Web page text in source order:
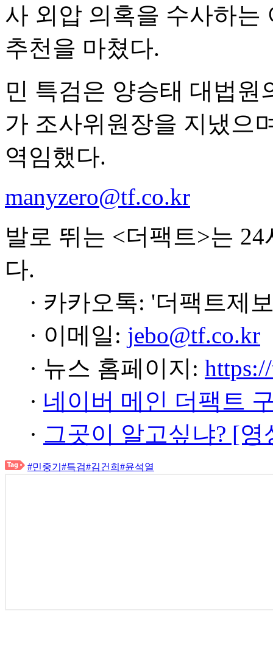
사 외압 의혹을 수사하는
추천을 마쳤다.
민 특검은 양승태 대법
가 조사위원장을 지냈으
역임했다.
manyzero@tf.co.kr
발로 뛰는 <더팩트>는
다.
· 카카오톡: '더팩트제
· 이메일: jebo@tf.co.kr
· 뉴스 홈페이지:
· 네이버 메인 더팩트
· 그곳이 알고싶냐? [
#민중기 #특검#김건희 #윤석열